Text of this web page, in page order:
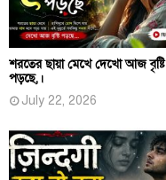
শরতের ছায়া মেখে দেখো আজ বৃষ্টি
পড়ছে,।
July 22, 2026